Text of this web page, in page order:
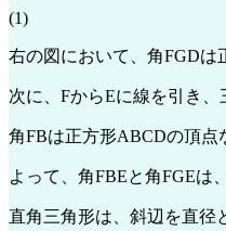
(1)
右の図において、角FGDは
次に、FからEに線を引き、
角FBは正方形ABCDの頂点
よって、角FBEと角FGEは
直角三角形は、斜辺を直径